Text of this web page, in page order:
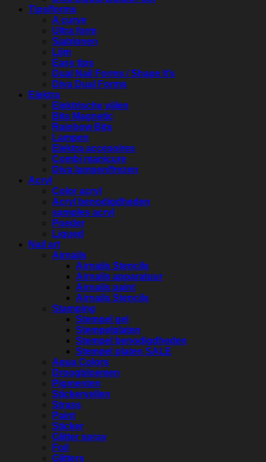
Tips/forms
A curve
Ultra form
Sjablonen
Lijm
Easy tips
Dual Nail Forms / Shape It’s
Diva Dual Forms
Elektra
Elektrische vijlen
Bits Magnetic
Rainbow Bits
Lampen
Elektra accesoires
Combi manicure
Diva lampen/frezen
Acryl
Color acryl
Acryl benodigdheden
samples acryl
Poeder
Liqued
Nail art
Airnails
Airnails Stencils
Airnails apparatuur
Airnails paint
Airnails Stencils
Stamping
Stempel gel
Stempelplaten
Stempel benodigdheden
Stempel platen SALE
Aqua Colors
Droogbloemen
Pigmenten
Stickervellen
Strass
Paint
Sticker
Glitter spray
Foil
Glitters